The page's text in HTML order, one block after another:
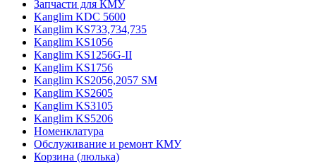
Запчасти для КМУ
Kanglim KDC 5600
Kanglim KS733,734,735
Kanglim KS1056
Kanglim KS1256G-II
Kanglim KS1756
Kanglim KS2056,2057 SM
Kanglim KS2605
Kanglim KS3105
Kanglim KS5206
Номенклатура
Обслуживание и ремонт КМУ
Корзина (люлька)